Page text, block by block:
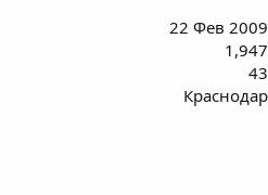
22 Фев 2009
1,947
43
Краснодар